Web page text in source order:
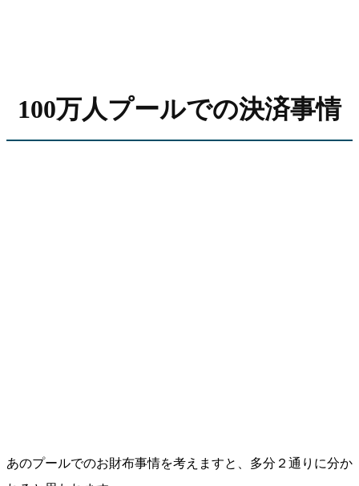
100万人プールでの決済事情
あのプールでのお財布事情を考えますと、多分２通りに分か